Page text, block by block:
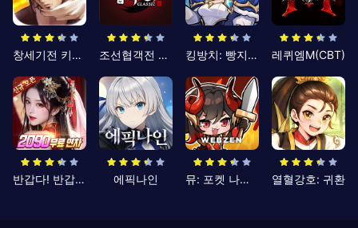
창세기전 키우기 조선협객전 클래식 킹방치: 빵지의 제왕 레퀴엠M(CBT)
반갑다! 반갑삼국지 에픽나인 뮤: 포켓 나이츠 열혈강호: 귀환